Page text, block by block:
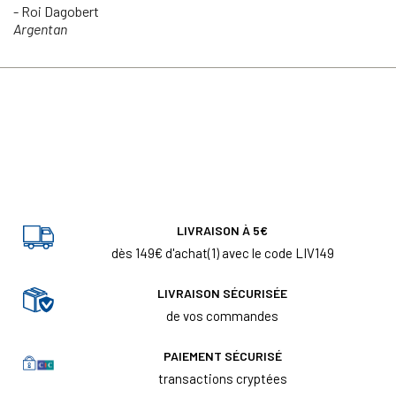
- Roi Dagobert
Argentan
LIVRAISON À 5€
dès 149€ d'achat(1) avec le code LIV149
LIVRAISON SÉCURISÉE
de vos commandes
PAIEMENT SÉCURISÉ
transactions cryptées